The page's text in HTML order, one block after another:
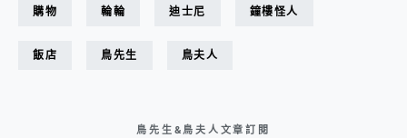
購物 輪輪 迪士尼 鐘樓怪人
飯店 鳥先生 鳥夫人
鳥先生&鳥夫人文章訂閱